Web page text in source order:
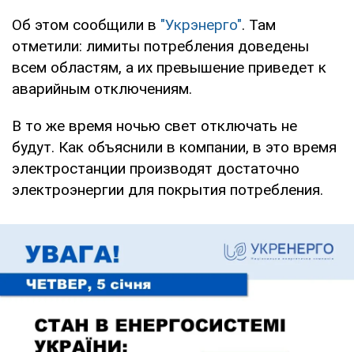
Об этом сообщили в "Укрэнерго". Там
отметили: лимиты потребления доведены
всем областям, а их превышение приведет к
аварийным отключениям.
В то же время ночью свет отключать не
будут. Как объяснили в компании, в это время
электростанции производят достаточно
электроэнергии для покрытия потребления.